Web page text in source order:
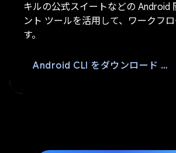
キルの公式スイートなどの Android
ント ツールを活用して、ワークフ
す。
Android CLI をダウンロード